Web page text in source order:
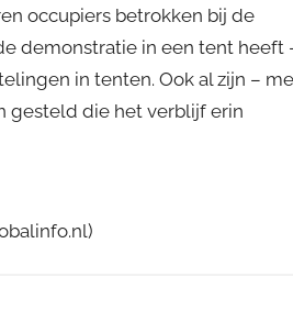
occupiers betrokken bij de
demonstratie in een tent heeft
in tenten. Ook al zijn –
gesteld die het verblijf erin